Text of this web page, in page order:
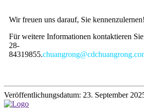
Wir freuen uns darauf, Sie kennenzulernen!
Für weitere Informationen kontaktieren
28-
84319855.
Veröffentlichungsdatum: 23. September